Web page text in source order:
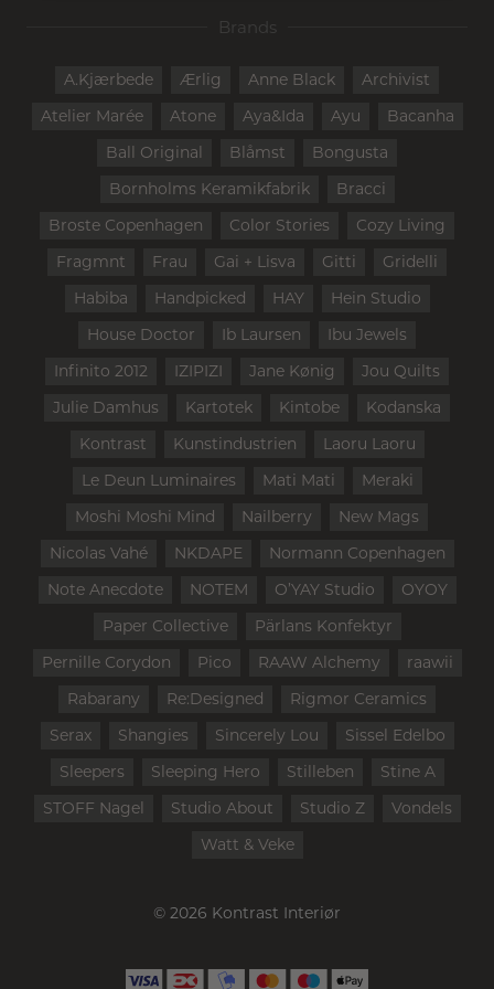
Brands
A.Kjærbede Ærlig Anne Black
Archivist
Atelier Marée
Atone Aya&Ida Ayu
Bacanha
Ball Original
Blåmst
Bongusta
Bornholms Keramikfabrik
Bracci
Broste Copenhagen
Color Stories
Cozy Living
Fragmnt
Frau Gai + Lisva Gitti
Gridelli
Habiba
Handpicked HAY
Hein Studio
House Doctor
Ib Laursen
Ibu Jewels
Infinito 2012
IZIPIZI Jane Kønig
Jou Quilts
Julie Damhus
Kartotek Kintobe
Kodanska
Kontrast
Kunstindustrien
Laoru Laoru
Le Deun Luminaires
Mati Mati
Meraki
Moshi Moshi Mind
Nailberry
New Mags
Nicolas Vahé
NKDAPE
Normann Copenhagen
Note Anecdote
NOTEM O’YAY Studio
OYOY
Paper Collective
Pärlans Konfektyr
Pernille Corydon
Pico RAAW Alchemy
raawii
Rabarany
Re:Designed
Rigmor Ceramics
Serax
Shangies Sincerely Lou
Sissel Edelbo
Sleepers
Sleeping Hero Stilleben
Stine A
STOFF Nagel
Studio About Studio Z
Vondels
Watt & Veke
© 2026 Kontrast Interiør